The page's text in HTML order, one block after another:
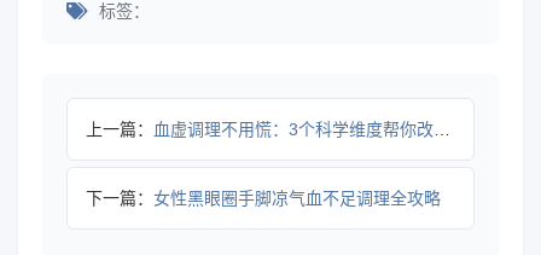
标签：
上一篇： 血虚调理不用慌：3个科学维度帮你改善不适、恢复好气色全攻略
下一篇： 女性黑眼圈手脚凉气血不足调理全攻略